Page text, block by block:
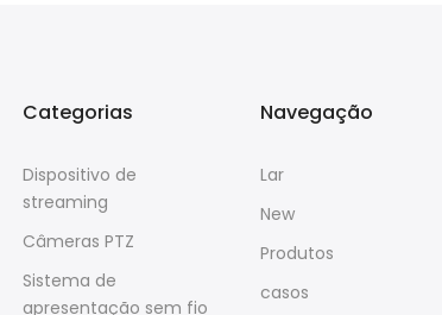
Categorias
Dispositivo de
streaming
Câmeras PTZ
Sistema de
apresentação sem fio
Navegação
Lar
New
Produtos
casos